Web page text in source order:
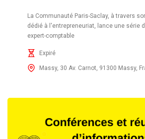
La Communauté Paris-Saclay, à travers
dédié à l'entrepreneuriat, lance une série
expert-comptable
Expiré
Massy, 30 Av. Carnot, 91300 Massy,